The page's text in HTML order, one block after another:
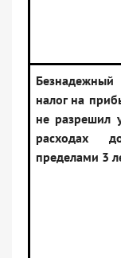
налог на
не разрешил
расходах
пределами 3